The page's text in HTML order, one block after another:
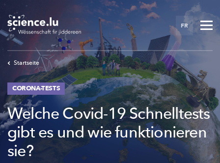
Skip
main
content
FR
Startseite
CORONA-TESTS
Welche Covid-19 Schnelltests
gibt es und wie funktionieren
sie?